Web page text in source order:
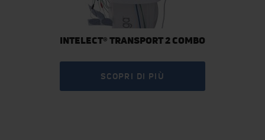
INTELECT® TRANSPORT 2 COMBO
SCOPRI DI PIÙ